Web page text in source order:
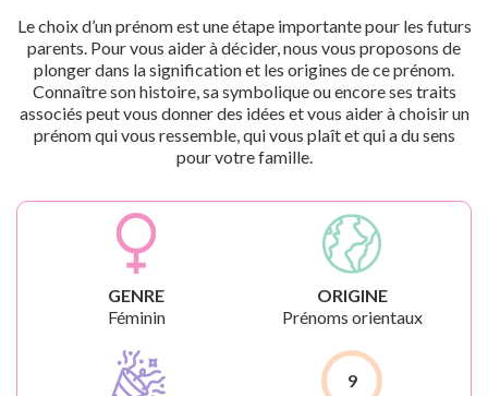
Le choix d’un prénom est une étape importante pour les futurs
parents. Pour vous aider à décider, nous vous proposons de
plonger dans la signification et les origines de ce prénom.
Connaître son histoire, sa symbolique ou encore ses traits
associés peut vous donner des idées et vous aider à choisir un
prénom qui vous ressemble, qui vous plaît et qui a du sens
pour votre famille.
GENRE
Féminin
ORIGINE
Prénoms orientaux
9